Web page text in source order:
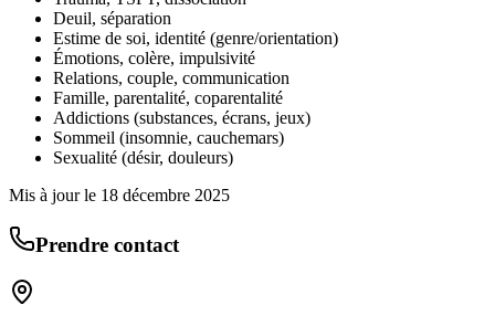
Deuil, séparation
Estime de soi, identité (genre/orientation)
Émotions, colère, impulsivité
Relations, couple, communication
Famille, parentalité, coparentalité
Addictions (substances, écrans, jeux)
Sommeil (insomnie, cauchemars)
Sexualité (désir, douleurs)
Mis à jour le 18 décembre 2025
Prendre contact